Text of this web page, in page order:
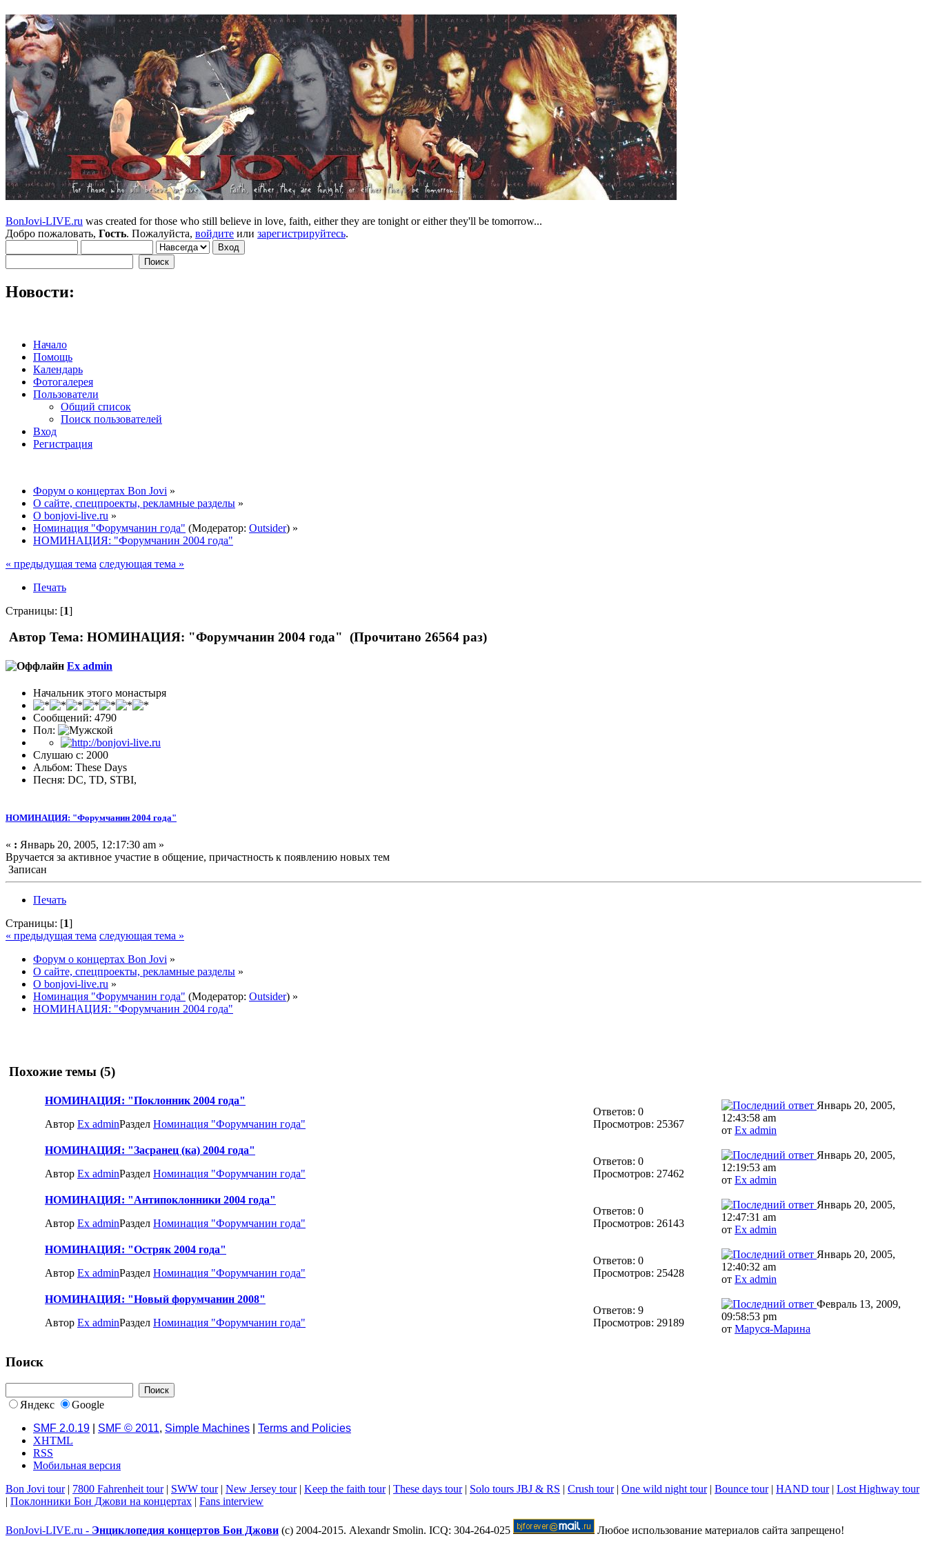
BonJovi-LIVE.ru was created for those who still believe in love, faith, either they are tonight or either they'll be tomorrow...
Добро пожаловать, Гость. Пожалуйста, войдите или зарегистрируйтесь.
Новости:
Начало
Помощь
Календарь
Фотогалерея
Пользователи
Общий список
Поиск пользователей
Вход
Регистрация
Форум о концертах Bon Jovi »
О сайте, спецпроекты, рекламные разделы »
О bonjovi-live.ru »
Номинация "Форумчанин года" (Модератор: Outsider) »
НОМИНАЦИЯ: "Форумчанин 2004 года"
« предыдущая тема следующая тема »
Печать
Страницы: [1]
Автор Тема: НОМИНАЦИЯ: "Форумчанин 2004 года" (Прочитано 26564 раз)
Ex admin
Начальник этого монастыря
Сообщений: 4790
Пол:
Слушаю с: 2000
Альбом: These Days
Песня: DC, TD, STBI,
НОМИНАЦИЯ: "Форумчанин 2004 года"
« : Январь 20, 2005, 12:17:30 am »
Вручается за активное участие в общение, причастность к появлению новых тем
Записан
Печать
Страницы: [1]
« предыдущая тема следующая тема »
Форум о концертах Bon Jovi »
О сайте, спецпроекты, рекламные разделы »
О bonjovi-live.ru »
Номинация "Форумчанин года" (Модератор: Outsider) »
НОМИНАЦИЯ: "Форумчанин 2004 года"
Похожие темы (5)
НОМИНАЦИЯ: "Поклонник 2004 года"
Автор Ex adminРаздел Номинация "Форумчанин года"
Ответов: 0
Просмотров: 25367
Январь 20, 2005,
12:43:58 am
от Ex admin
НОМИНАЦИЯ: "Засранец (ка) 2004 года"
Автор Ex adminРаздел Номинация "Форумчанин года"
Ответов: 0
Просмотров: 27462
Январь 20, 2005,
12:19:53 am
от Ex admin
НОМИНАЦИЯ: "Антипоклонники 2004 года"
Автор Ex adminРаздел Номинация "Форумчанин года"
Ответов: 0
Просмотров: 26143
Январь 20, 2005,
12:47:31 am
от Ex admin
НОМИНАЦИЯ: "Остряк 2004 года"
Автор Ex adminРаздел Номинация "Форумчанин года"
Ответов: 0
Просмотров: 25428
Январь 20, 2005,
12:40:32 am
от Ex admin
НОМИНАЦИЯ: "Новый форумчанин 2008"
Автор Ex adminРаздел Номинация "Форумчанин года"
Ответов: 9
Просмотров: 29189
Февраль 13, 2009,
09:58:53 pm
от Маруся-Марина
Поиск
Яндекс
Google
SMF 2.0.19
SMF © 2011, Simple Machines
Terms and Policies
XHTML
RSS
Мобильная версия
Bon Jovi tour| 7800 Fahrenheit tour| SWW tour| New Jersey tour| Keep the faith tour| These days tour| Solo tours JBJ & RS | Crush tour| One wild night tour| Bounce tour| HAND tour| Lost Highway tour
| Поклонники Бон Джови на концертах | Fans interview
BonJovi-LIVE.ru - Энциклопедия концертов Бон Джови (c) 2004-2015. Alexandr Smolin. ICQ: 304-264-025 Любое использование материалов сайта запрещено!